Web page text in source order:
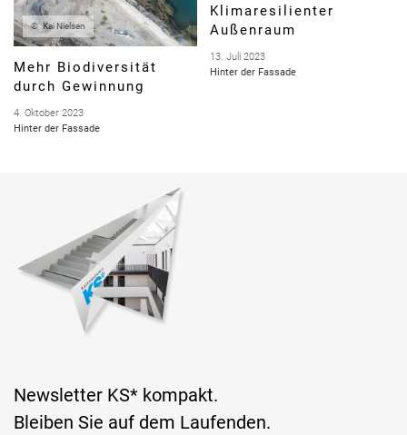
Kai Nielsen
Mehr Biodiversität
durch Gewinnung
4. Oktober 2023
Hinter der Fassade
Klimaresilienter
Außenraum
13. Juli 2023
Hinter der Fassade
Newsletter KS* kompakt.
Bleiben Sie auf dem Laufenden.